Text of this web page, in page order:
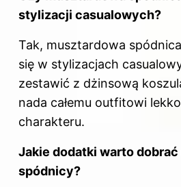
stylizacji casualowych?
Tak, musztardowa
się w stylizacjach
zestawić z dżinsową
nada całemu outfitowi
charakteru.
Jakie dodatki warto
spódnicy?